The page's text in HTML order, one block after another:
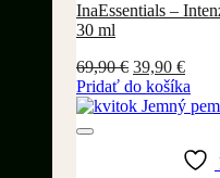
InaEssentials –
30 ml
69,90€ Pôvodná
cena
bola:
39,90 €
cena
je:
Pridať do košíka